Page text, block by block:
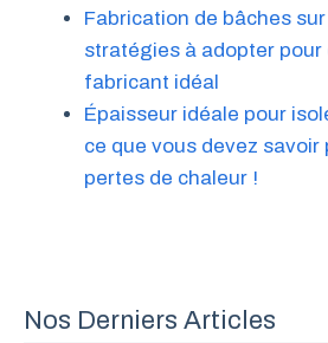
Fabrication de bâches
stratégies à adopter pour
fabricant idéal
Épaisseur idéale pour
ce que vous devez savoir
pertes de chaleur !
Nos Derniers Articles